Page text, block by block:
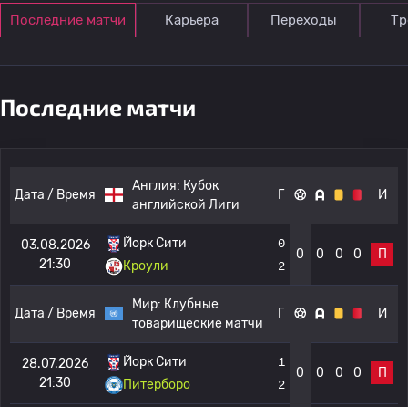
Последние матчи Карьера Переходы
Последние матчи
Дата / Время
Англия: Кубок
английской Лиги
Г И
03.08.2026
21:30
Йорк Сити
Кроули
0
2
0 0 0 0 П
Дата / Время
Мир: Клубные
товарищеские матчи
Г И
28.07.2026
21:30
Йорк Сити
Питерборо
1
2
0 0 0 0 П